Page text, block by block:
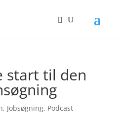
start til den
, Jobsøgning, Podcast